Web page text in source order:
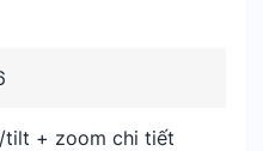
tilt + zoom chi tiết